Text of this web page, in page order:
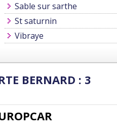
Sable sur sarthe
St saturnin
Vibraye
BERNARD : 3